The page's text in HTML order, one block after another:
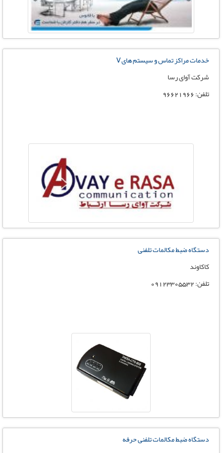
خدمات مراکز تماس و سیستم های V
شرکت آوای رسا
تلفن: 96621966
دستگاه ضبط مکالمات تلفنی
کاکاوند
تلفن: 09123305532
دستگاه ضبط مکالمات تلفنی حرفه